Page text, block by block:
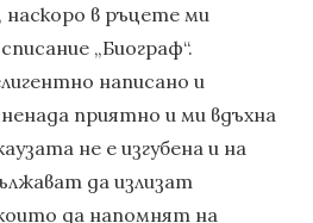
наскоро в ръцете ми
„Биограф“.
написано и
приятно и ми вдъхна
не е изгубена и на
да излизат
да напомнят на